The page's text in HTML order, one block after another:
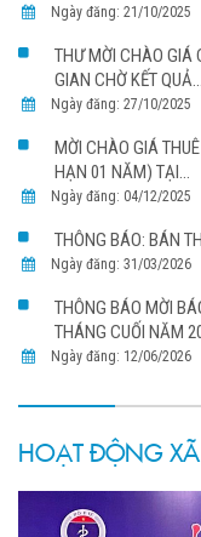
Ngày đăng: 21/10/2025
THƯ MỜI CHÀO GIÁ
GIAN CHỜ KẾT QUẢ...
Ngày đăng: 27/10/2025
MỜI CHÀO GIÁ
HẠN 01 NĂM) TẠI...
Ngày đăng: 04/12/2025
THÔNG BÁO: BÁN
Ngày đăng: 31/03/2026
THÔNG BÁO MỜI
THÁNG CUỐI NĂM
Ngày đăng: 12/06/2026
HOẠT ĐỘNG